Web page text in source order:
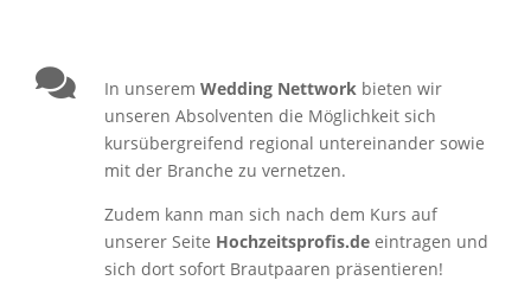
In unseremWedding Nettwork bieten wir
unseren Absolventen die Möglichkeit sich
kursübergreifend regional untereinander sowie
mit der Branche zu vernetzen.
Zudem kann man sich nach dem Kurs auf
unserer Seite Hochzeitsprofis.de eintragen und
sich dort sofort Brautpaaren präsentieren!